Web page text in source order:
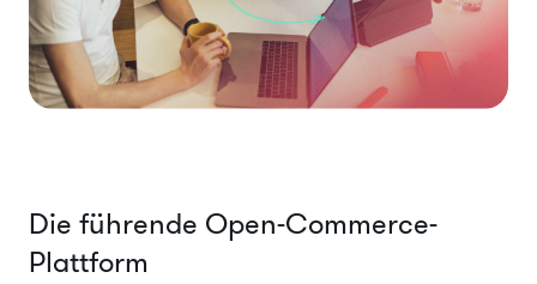
Die führende Open-Commerce-
Plattform